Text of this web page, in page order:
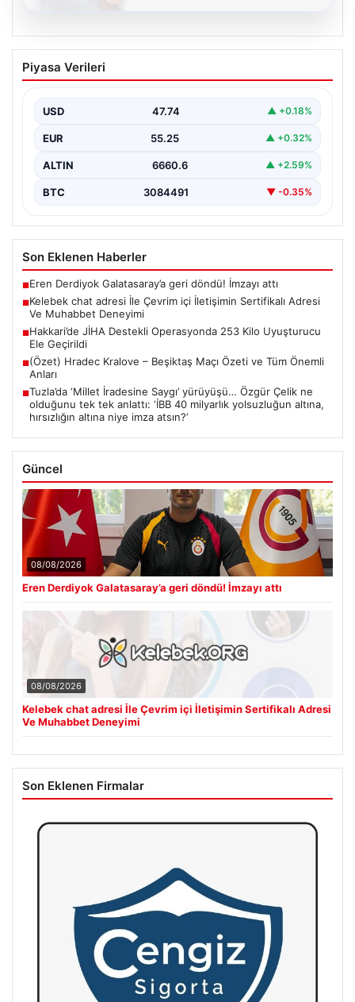
Kelebek chat adresi İle Çevrim içi
İletişimin Sertifikalı Adresi Ve
Sanal dünyasında bireylerin kaliteli bir biçimde bağlantı
olarak…
Piyasa Verileri
USD 47.74 ▲ +0.18%
EUR 55.25 ▲ +0.32%
ALTIN 6660.6 ▲ +2.59%
BTC 3084491 ▼ -0.35%
Son Eklenen Haberler
■Eren Derdiyok Galatasaray’a geri döndü! İmzayı attı
■Kelebek chat adresi İle Çevrim içi İletişimin Sertifikalı Adresi
Ve Muhabbet Deneyimi
■Hakkari’de JİHA Destekli Operasyonda 253 Kilo Uyuşturucu
Ele Geçirildi
■(Özet) Hradec Kralove – Beşiktaş Maçı Özeti ve Tüm Önemli
Anları
■Tuzla’da ‘Millet İradesine Saygı’ yürüyüşü… Özgür Çelik ne
olduğunu tek tek anlattı: ‘İBB 40 milyarlık yolsuzluğun altına,
hırsızlığın altına niye imza atsın?’
Güncel
08/08/2026
Eren Derdiyok Galatasaray’a geri döndü! İmzayı attı
08/08/2026
Kelebek chat adresi İle Çevrim içi İletişimin Sertifikalı Adresi
Ve Muhabbet Deneyimi
Son Eklenen Firmalar